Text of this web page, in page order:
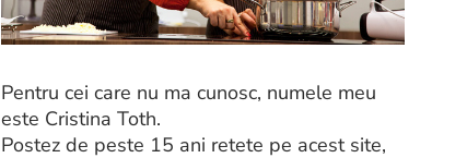
Pentru cei care nu ma cunosc, numele meu
este Cristina Toth.
Postez de peste 15 ani retete pe acest site,